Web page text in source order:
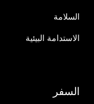
السلامة
الاستدامة البيئية
السفر